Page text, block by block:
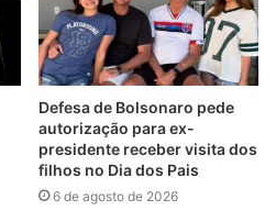
Defesa de Bolsonaro pede
autorização para ex-
presidente receber visita dos
filhos no Dia dos Pais
6 de agosto de 2026